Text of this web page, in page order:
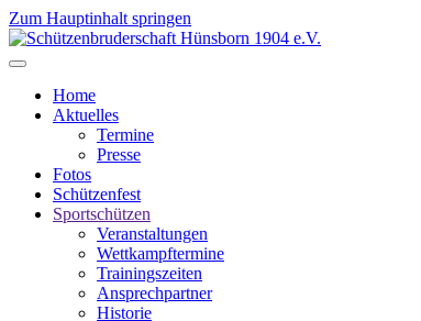
Zum Hauptinhalt springen
Home
Aktuelles
Termine
Presse
Fotos
Schützenfest
Sportschützen
Veranstaltungen
Wettkampftermine
Trainingszeiten
Ansprechpartner
Historie